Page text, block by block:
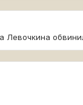
Левочкина